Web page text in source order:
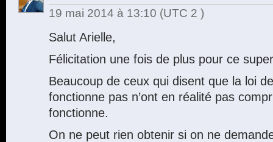
19 mai 2014 à 13:10 (UTC 2 )
Salut Arielle,
Félicitation une fois de plus pour ce
Beaucoup de ceux qui disent que la loi
fonctionne pas n’ont en réalité pas
fonctionne.
On ne peut rien obtenir si on ne